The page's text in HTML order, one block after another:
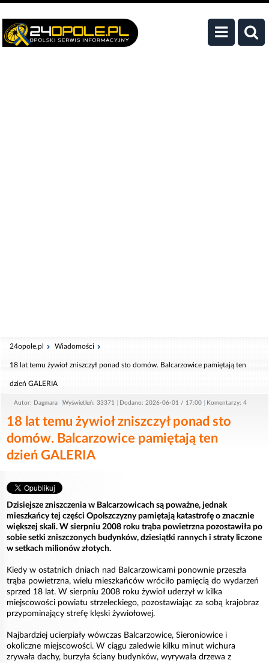
24opole.pl Wiadomości
18 lat temu żywioł zniszczył ponad sto domów. Balcarzowice pamiętają ten
dzień GALERIA
Autor: Dagmara Wyświetleń: 33371 Dodano: 2026-06-01 / 17:00 Komentarzy: 4
18 lat temu żywioł zniszczył ponad sto
domów. Balcarzowice pamiętają ten
dzień GALERIA
Dzisiejsze zniszczenia w Balcarzowicach są poważne, jednak
mieszkańcy tej części Opolszczyzny pamiętają katastrofę o znacznie
większej skali. W sierpniu 2008 roku trąba powietrzna pozostawiła po
sobie setki zniszczonych budynków, dziesiątki rannych i straty liczone
w setkach milionów złotych.
Kiedy w ostatnich dniach nad Balcarzowicami ponownie przeszła
trąba powietrzna, wielu mieszkańców wróciło pamięcią do wydarzeń
sprzed 18 lat. W sierpniu 2008 roku żywioł uderzył w kilka
miejscowości powiatu strzeleckiego, pozostawiając za sobą krajobraz
przypominający strefę klęski żywiołowej.
Najbardziej ucierpiały wówczas Balcarzowice, Sieroniowice i
okoliczne miejscowości. W ciągu zaledwie kilku minut wichura
zrywała dachy, burzyła ściany budynków, wyrywała drzewa z